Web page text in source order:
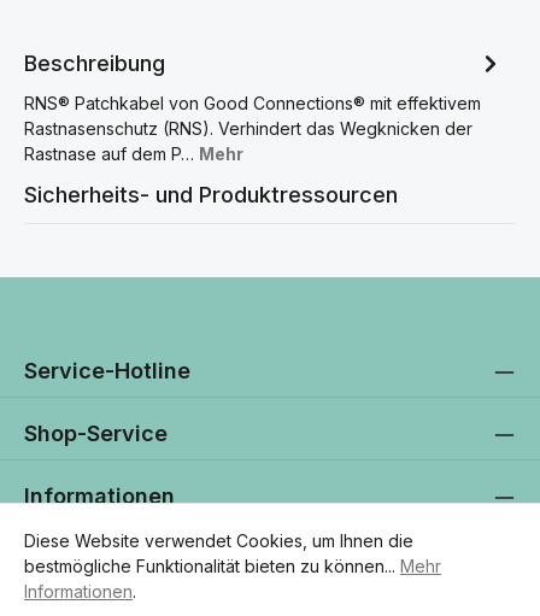
Beschreibung
RNS® Patchkabel von Good Connections® mit effektivem
Rastnasenschutz (RNS). Verhindert das Wegknicken der
Rastnase auf dem P… Mehr
Sicherheits- und Produktressourcen
Service-Hotline
Shop-Service
Informationen
Newsletter
Diese Website verwendet Cookies, um Ihnen die
bestmögliche Funktionalität bieten zu können... Mehr
Informationen.